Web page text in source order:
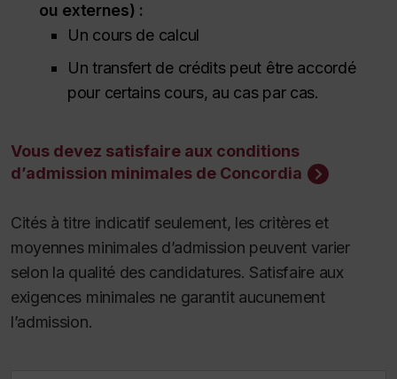
ou externes) :
Un cours de calcul
Un transfert de crédits peut être accordé
pour certains cours, au cas par cas.
Vous devez satisfaire aux conditions
d’admission minimales de Concordia
Cités à titre indicatif seulement, les critères et
moyennes minimales d’admission peuvent varier
selon la qualité des candidatures. Satisfaire aux
exigences minimales ne garantit aucunement
l’admission.